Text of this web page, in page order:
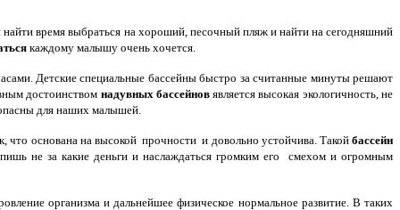
время выбраться на хороший, песочный пляж и найти на сегодняшний
каждому малышу очень хочется.
Детские специальные бассейны быстро за считанные минуты решают
достоинством надувных бассейновявляется высокая экологичность, не
для наших малышей.
что основана на высокой прочности и довольно устойчива. Такой бассейн
не за какие деньги и наслаждаться громким его смехом и огромным
организма и дальнейшее физическое нормальное развитие. В таких